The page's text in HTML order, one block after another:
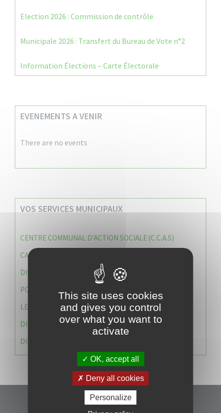
Election 2026 : Commission de contrôle
Municipale 2026 : Transfert du Bureau de Vote n°2
Information Élections – Carte Électorale
EVENEMENTS A VENIR
There are no events
VOS SERVICES MUNICIPAUX
CENTRE COMMUNAL D’ACTION SOCIALE (C.C.A.S)
CAISSE DES ÉCOLES
DIRECTION DES SERVICES TECHNIQUES
POLICE MUNICIPALE
LE CABINET DU MAIRE
DIRECTION DES RESSOURCES ET MOYENS
DIRECTION DU DEVELLOPPEMENT URBAIN DURABL
This site uses cookies
and gives you control
over what you want to
activate
OK, accept all
Deny all cookies
Personalize